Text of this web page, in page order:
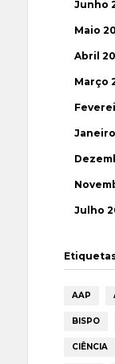
Junho
Maio
Abril
Março
Julho
AAP
BISPO
CIÊNCIA